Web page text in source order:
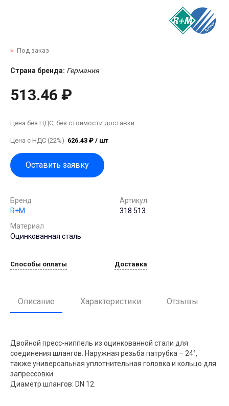
Под заказ
Страна бренда: Германия
513.46 ₽
Цена без НДС, без стоимости доставки
Цена с НДС (22%) 626.43 ₽ / шт
Оставить заявку
Бренд
R+M
Артикул
318 513
Материал
Оцинкованная сталь
Способы оплаты Доставка
Описание Характеристики Отзывы
Двойной пресс-ниппель из оцинкованной стали для
соединения шлангов. Наружная резьба патрубка – 24°,
также универсальная уплотнительная головка и кольцо для
запрессовки.
Диаметр шлангов: DN 12.